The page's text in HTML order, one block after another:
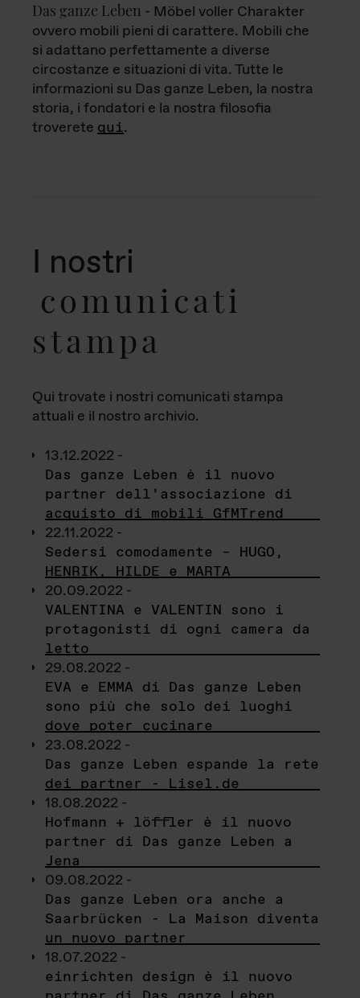
Das ganze Leben - Möbel voller Charakter
ovvero mobili pieni di carattere. Mobili che
si adattano perfettamente a diverse
circostanze e situazioni di vita. Tutte le
informazioni su Das ganze Leben, la nostra
storia, i fondatori e la nostra filosofia
troverete qui.
I nostri
comunicati
stampa
Qui trovate i nostri comunicati stampa
attuali e il nostro archivio.
13.12.2022 -
Das ganze Leben è il nuovo
partner dell’associazione di
acquisto di mobili GfMTrend
22.11.2022 -
Sedersi comodamente – HUGO,
HENRIK, HILDE e MARTA
20.09.2022 -
VALENTINA e VALENTIN sono i
protagonisti di ogni camera da
letto
29.08.2022 -
EVA e EMMA di Das ganze Leben
sono più che solo dei luoghi
dove poter cucinare
23.08.2022 -
Das ganze Leben espande la rete
dei partner - Lisel.de
18.08.2022 -
Hofmann + löffler è il nuovo
partner di Das ganze Leben a
Jena
09.08.2022 -
Das ganze Leben ora anche a
Saarbrücken - La Maison diventa
un nuovo partner
18.07.2022 -
einrichten design è il nuovo